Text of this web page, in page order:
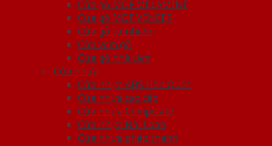
Cửa gỗ MDF MELAMINE
Cửa gỗ MDF VENEER
Cửa gỗ tự nhiên
Cửa vòm gỗ
Cửa gỗ nhà tắm
Cửa nhựa
Cửa nhựa ABS Hàn Quốc
Cửa nhựa cao cấp
Cửa nhựa Composite
Cửa nhựa Đài Loan
Cửa nhựa ghép thanh